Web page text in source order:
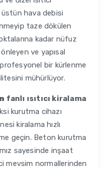
hava debisi
taze dökülen
kadar nüfuz
ve yapısal
bir kürlenme
mühürlüyor.
fanlı ısıtıcı kiralama
kurutma cihazı
kiralama hızlı
geçin. Beton kurutma
sayesinde inşaat
mevsim normallerinden